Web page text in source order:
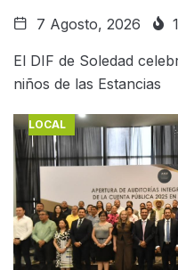
7 Agosto, 2026
El DIF de Soledad
niños de las Estancias
LOCAL